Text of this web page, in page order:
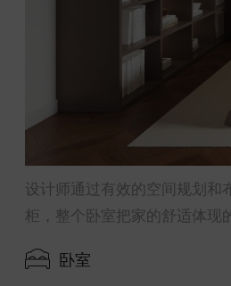
设计师通过有效的空间规划
柜，整个卧室把家的舒适体现
卧室